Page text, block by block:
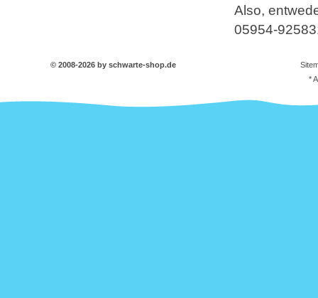
Also,
05954-
© 2008-2026 by schwarte-shop.de
*